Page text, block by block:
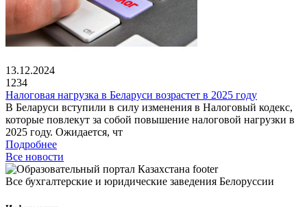
13.12.2024
1234
Налоговая нагрузка в Беларуси возрастет в 2025 году
В Беларуси вступили в силу изменения в Налоговый кодекс,
которые повлекут за собой повышение налоговой нагрузки в
2025 году. Ожидается, чт
Подробнее
Все новости
Все бухгалтерские и юридические заведения Белоруссии